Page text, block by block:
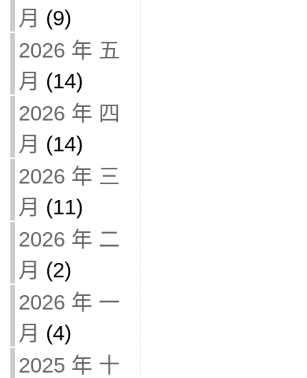
月 (9)
2026 年 五
月 (14)
2026 年 四
月 (14)
2026 年 三
月 (11)
2026 年 二
月 (2)
2026 年 一
月 (4)
2025 年 十